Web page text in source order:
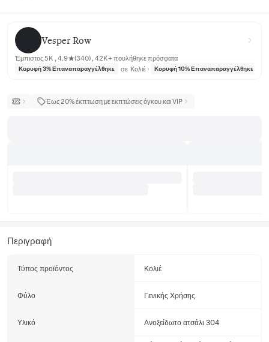
Vesper Row
Vesper Row
Έμπιστος 5K , 4.9★(340) , 42K+ πουλήθηκε πρόσφατα
Κορυφή 3% Επαναπαραγγέλθηκε σε Κολιέ Κορυφή 10% Επαναπαραγγέλθηκε
Έως 20% έκπτωση με εκπτώσεις όγκου και VIP
Περιγραφή
Τύπος προϊόντος Κολιέ
Φύλο Γενικής Χρήσης
Υλικό Ανοξείδωτο ατσάλι 304